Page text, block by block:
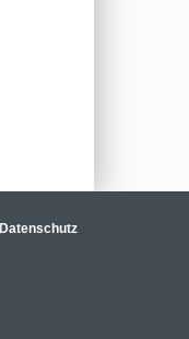
Datenschutz